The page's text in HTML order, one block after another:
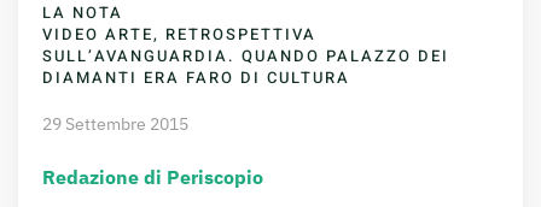
LA NOTA
VIDEO ARTE, RETROSPETTIVA
SULL’AVANGUARDIA. QUANDO PALAZZO DEI
DIAMANTI ERA FARO DI CULTURA
29 Settembre 2015
Redazione di Periscopio